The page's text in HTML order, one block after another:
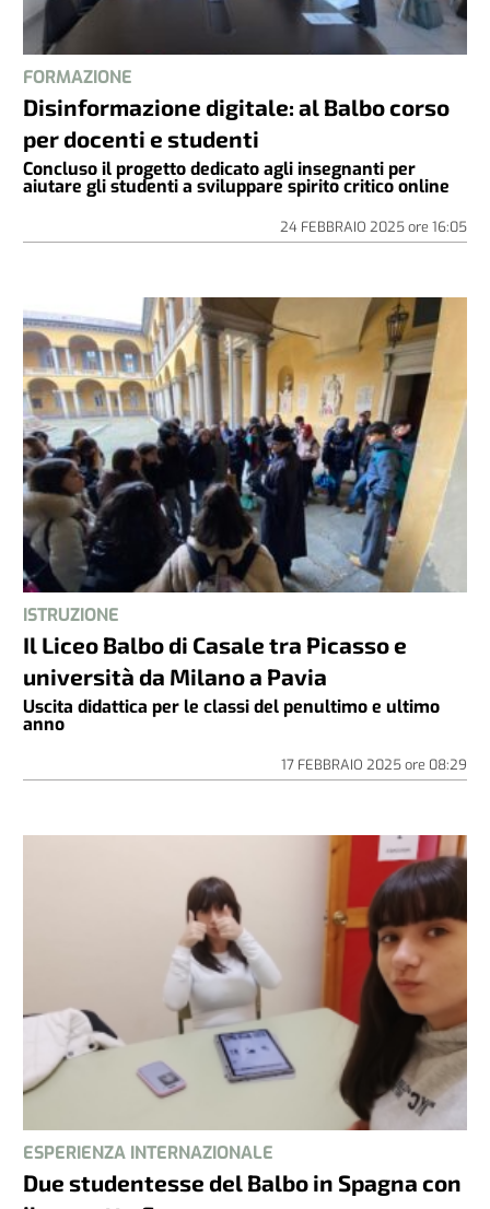
FORMAZIONE
Disinformazione digitale: al Balbo corso
per docenti e studenti
Concluso il progetto dedicato agli insegnanti per
aiutare gli studenti a sviluppare spirito critico online
24 FEBBRAIO 2025ore 16:05
ISTRUZIONE
Il Liceo Balbo di Casale tra Picasso e
università da Milano a Pavia
Uscita didattica per le classi del penultimo e ultimo
anno
17 FEBBRAIO 2025ore 08:29
ESPERIENZA INTERNAZIONALE
Due studentesse del Balbo in Spagna con